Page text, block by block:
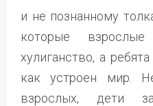
и не познанному
которые
хулиганство, а
как устроен мир.
взрослых, дети